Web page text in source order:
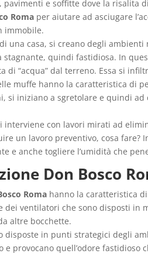
pavimenti e soffitte dove la
Roma per aiutare ad asciugare
immobile.
una casa, si creano degli
stagnante, quindi fastidiosa. In
di “acqua” dal terreno. Essa si
muffe hanno la caratteristica di
si iniziano a sgretolare e quindi
con lavori mirati ad
un lavoro preventivo, cosa fare?
e anche togliere l’umidità che
Don Bosco
Roma hanno la caratteristica
ventilatori che sono disposti in
altre bocchette.
disposte in punti strategici degli
provocano quell’odore